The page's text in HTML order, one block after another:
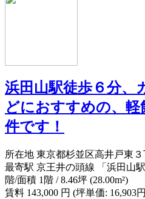
浜田山駅徒歩６分、
どにおすすめの、軽
件です！
所在地 東京都杉並区高井戸東３
最寄駅 京王井の頭線 「浜田山
階/面積 1階 / 8.46坪 (28.00m²)
賃料 143,000 円 (坪単価: 16,903